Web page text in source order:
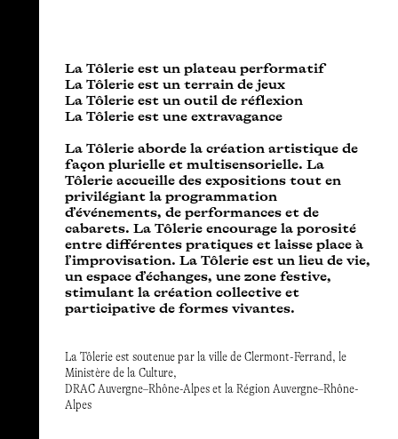
La Tôlerie est un plateau performatif
La Tôlerie est un terrain de jeux
La Tôlerie est un outil de réflexion
La Tôlerie est une extravagance
La Tôlerie aborde la création artistique de
façon plurielle et multisensorielle. La
Tôlerie accueille des expositions tout en
privilégiant la programmation
d’événements, de performances et de
cabarets. La Tôlerie encourage la porosité
entre différentes pratiques et laisse place à
l’improvisation. La Tôlerie est un lieu de vie,
un espace d’échanges, une zone festive,
stimulant la création collective et
participative de formes vivantes.
La Tôlerie est soutenue par la ville de Clermont-Ferrand, le
Ministère de la Culture,
DRAC Auvergne–Rhône-Alpes et la Région Auvergne–Rhône-
Alpes